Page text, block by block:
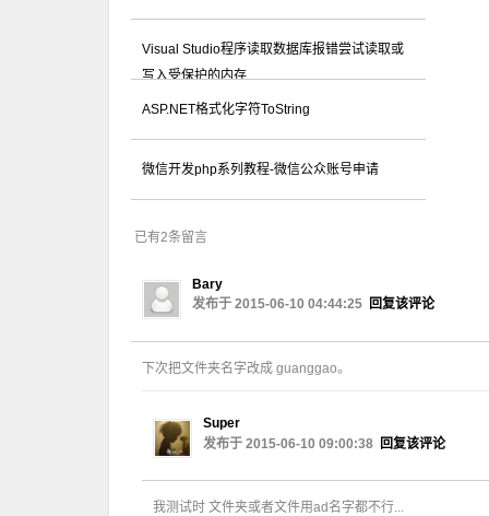
Visual Studio程序读取数据库报错尝试读取或
写入受保护的内存...
ASP.NET格式化字符ToString
微信开发php系列教程-微信公众账号申请
已有2条留言
Bary
发布于 2015-06-10 04:44:25 回复该评论
下次把文件夹名字改成 guanggao。
Super
发布于 2015-06-10 09:00:38 回复该评论
我测试时 文件夹或者文件用ad名字都不行...